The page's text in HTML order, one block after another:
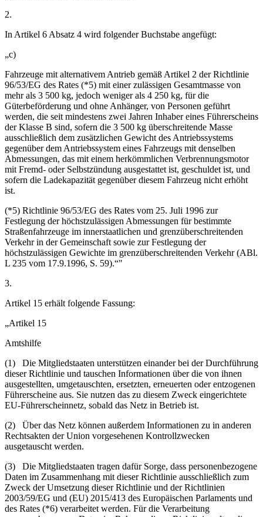
2.
In Artikel 6 Absatz 4 wird folgender Buchstabe angefügt:
„c)
Fahrzeuge mit alternativem Antrieb gemäß Artikel 2 der Richtlinie
96/53/EG des Rates (*5) mit einer zulässigen Gesamtmasse von
mehr als 3 500 kg, jedoch weniger als 4 250 kg, für die
Güterbeförderung und ohne Anhänger, von Personen geführt
werden, die seit mindestens zwei Jahren Inhaber eines Führerscheins
der Klasse B sind, sofern die 3 500 kg überschreitende Masse
ausschließlich dem zusätzlichen Gewicht des Antriebssystems
gegenüber dem Antriebssystem eines Fahrzeugs mit denselben
Abmessungen, das mit einem herkömmlichen Verbrennungsmotor
mit Fremd- oder Selbstzündung ausgestattet ist, geschuldet ist, und
sofern die Ladekapazität gegenüber diesem Fahrzeug nicht erhöht
ist.
(*5) Richtlinie 96/53/EG des Rates vom 25. Juli 1996 zur
Festlegung der höchstzulässigen Abmessungen für bestimmte
Straßenfahrzeuge im innerstaatlichen und grenzüberschreitenden
Verkehr in der Gemeinschaft sowie zur Festlegung der
höchstzulässigen Gewichte im grenzüberschreitenden Verkehr (ABl.
L 235 vom 17.9.1996, S. 59).“"
3.
Artikel 15 erhält folgende Fassung:
„Artikel 15
Amtshilfe
(1) Die Mitgliedstaaten unterstützen einander bei der Durchführung
dieser Richtlinie und tauschen Informationen über die von ihnen
ausgestellten, umgetauschten, ersetzten, erneuerten oder entzogenen
Führerscheine aus. Sie nutzen das zu diesem Zweck eingerichtete
EU-Führerscheinnetz, sobald das Netz in Betrieb ist.
(2) Über das Netz können außerdem Informationen zu in anderen
Rechtsakten der Union vorgesehenen Kontrollzwecken
ausgetauscht werden.
(3) Die Mitgliedstaaten tragen dafür Sorge, dass personenbezogene
Daten im Zusammenhang mit dieser Richtlinie ausschließlich zum
Zweck der Umsetzung dieser Richtlinie und der Richtlinien
2003/59/EG und (EU) 2015/413 des Europäischen Parlaments und
des Rates (*6) verarbeitet werden. Für die Verarbeitung